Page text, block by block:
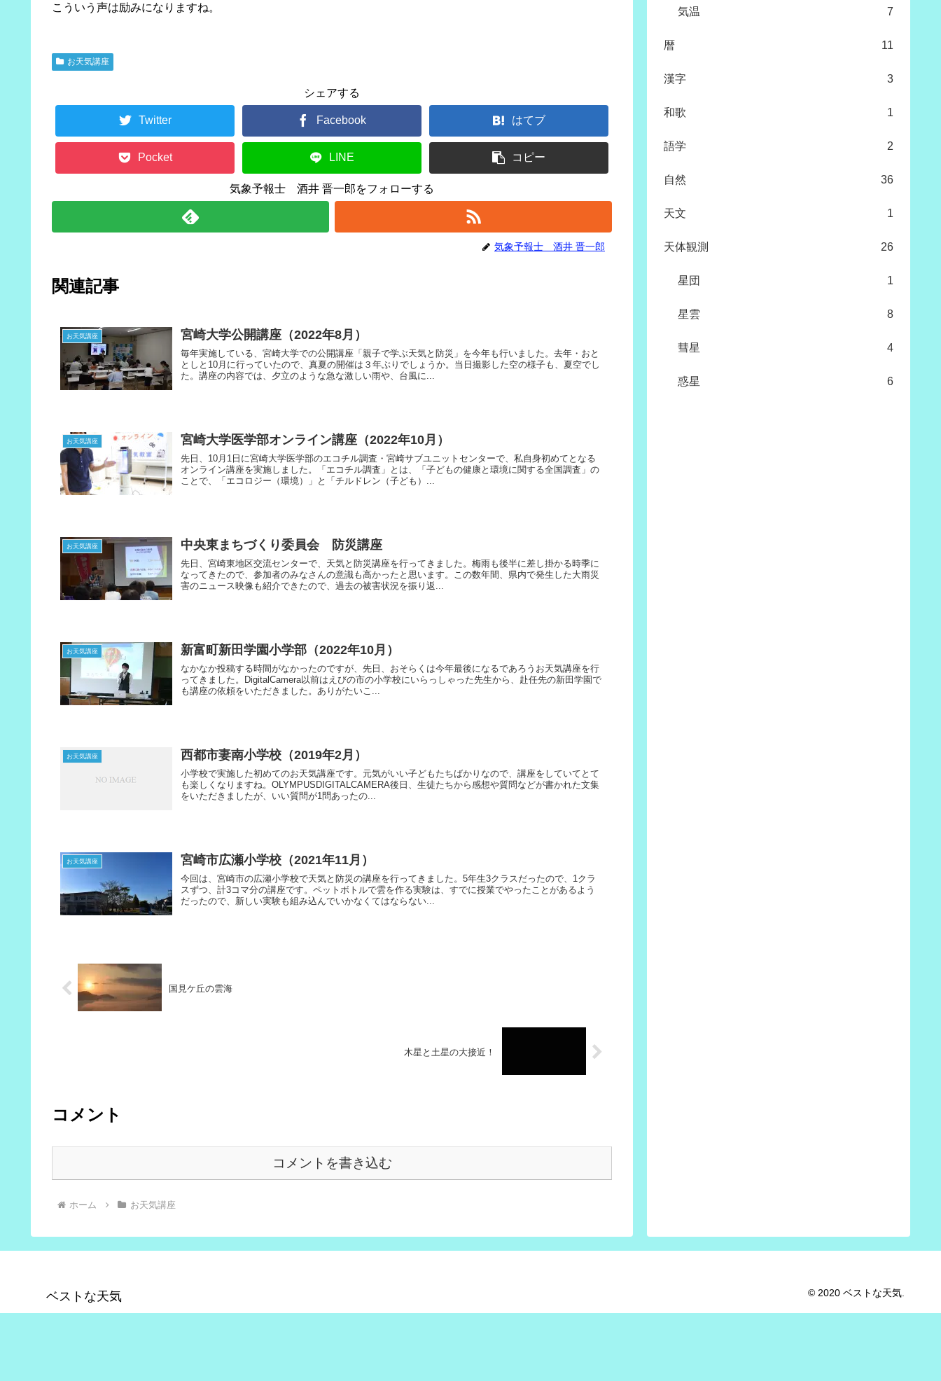
こういう声は励みになりますね。
お天気講座
シェアする
Twitter Facebook はてブ
Pocket LINE コピー
気象予報士 酒井 晋一郎をフォローする
気象予報士 酒井 晋一郎
関連記事
お天気講座 宮崎大学公開講座（2022年8月）
毎年実施している、宮崎大学での公開講座「親子で学ぶ天気と防災」を今年も行いました。去年・おと
としと10月に行っていたので、真夏の開催は３年ぶりでしょうか。当日撮影した空の様子も、夏空でし
た。講座の内容では、夕立のような急な激しい雨や、台風に...
お天気講座 宮崎大学医学部オンライン講座（2022年10月）
先日、10月1日に宮崎大学医学部のエコチル調査・宮崎サブユニットセンターで、私自身初めてとなる
オンライン講座を実施しました。「エコチル調査」とは、「子どもの健康と環境に関する全国調査」の
ことで、「エコロジー（環境）」と「チルドレン（子ども）...
お天気講座 中央東まちづくり委員会 防災講座
先日、宮崎東地区交流センターで、天気と防災講座を行ってきました。梅雨も後半に差し掛かる時季に
なってきたので、参加者のみなさんの意識も高かったと思います。この数年間、県内で発生した大雨災
害のニュース映像も紹介できたので、過去の被害状況を振り返...
お天気講座 新富町新田学園小学部（2022年10月）
なかなか投稿する時間がなかったのですが、先日、おそらくは今年最後になるであろうお天気講座を行
ってきました。DigitalCamera以前はえびの市の小学校にいらっしゃった先生から、赴任先の新田学園で
も講座の依頼をいただきました。ありがたいこ...
お天気講座 西都市妻南小学校（2019年2月）
小学校で実施した初めてのお天気講座です。元気がいい子どもたちばかりなので、講座をしていてとて
も楽しくなりますね。OLYMPUSDIGITALCAMERA後日、生徒たちから感想や質問などが書かれた文集
をいただきましたが、いい質問が1問あったの...
お天気講座 宮崎市広瀬小学校（2021年11月）
今回は、宮崎市の広瀬小学校で天気と防災の講座を行ってきました。5年生3クラスだったので、1クラ
スずつ、計3コマ分の講座です。ペットボトルで雲を作る実験は、すでに授業でやったことがあるよう
だったので、新しい実験も組み込んでいかなくてはならない...
国見ケ丘の雲海
木星と土星の大接近！
コメント
コメントを書き込む
ホーム お天気講座
気温 7
暦 11
漢字 3
和歌 1
語学 2
自然 36
天文 1
天体観測 26
星団 1
星雲 8
彗星 4
惑星 6
ベストな天気 © 2020 ベストな天気.